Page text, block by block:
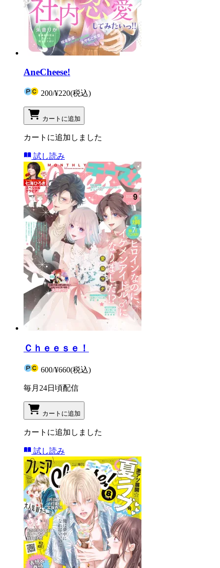
AneCheese!
200/¥220(税込)
カートに追加
カートに追加しました
試し読み
Ｃｈｅｅｓｅ！
600/¥660(税込)
毎月24日頃配信
カートに追加
カートに追加しました
試し読み